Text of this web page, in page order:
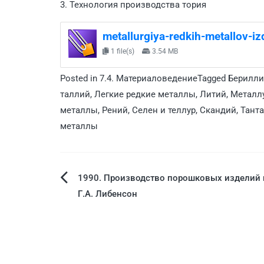
3. Технология производства тория
metallurgiya-redkih-metallov-
1 file(s) 3.54 MB
Posted in 7.4. МатериаловедениеTagged
таллий, Легкие редкие металлы, Литий,
металлы, Рений, Селен и теллур, Скандий,
металлы
1990. Производство порошковых изделий
Г.А. Либенсон